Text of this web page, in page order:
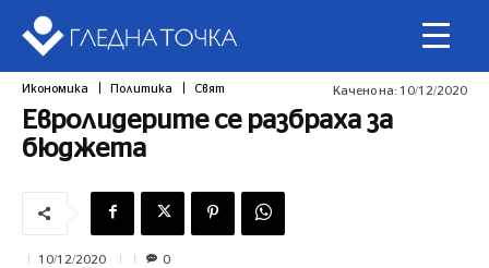
Икономика Политика Свят Качено на: 10/12/2020
Евролидерите се разбраха за
бюджета
10/12/2020 0